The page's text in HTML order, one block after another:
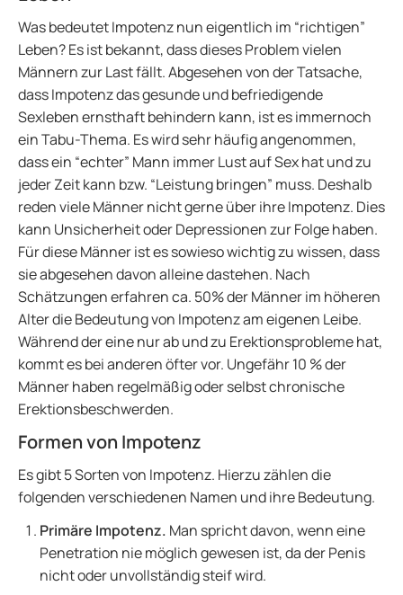
Was bedeutet Impotenz nun eigentlich im “richtigen”
Leben? Es ist bekannt, dass dieses Problem vielen
Männern zur Last fällt. Abgesehen von der Tatsache,
dass Impotenz das gesunde und befriedigende
Sexleben ernsthaft behindern kann, ist es immernoch
ein Tabu-Thema. Es wird sehr häufig angenommen,
dass ein “echter” Mann immer Lust auf Sex hat und zu
jeder Zeit kann bzw. “Leistung bringen” muss. Deshalb
reden viele Männer nicht gerne über ihre Impotenz. Dies
kann Unsicherheit oder Depressionen zur Folge haben.
Für diese Männer ist es sowieso wichtig zu wissen, dass
sie abgesehen davon alleine dastehen. Nach
Schätzungen erfahren ca. 50% der Männer im höheren
Alter die Bedeutung von Impotenz am eigenen Leibe.
Während der eine nur ab und zu Erektionsprobleme hat,
kommt es bei anderen öfter vor. Ungefähr 10 % der
Männer haben regelmäßig oder selbst chronische
Erektionsbeschwerden.
Formen von Impotenz
Es gibt 5 Sorten von Impotenz. Hierzu zählen die
folgenden verschiedenen Namen und ihre Bedeutung.
Primäre Impotenz. Man spricht davon, wenn eine
Penetration nie möglich gewesen ist, da der Penis
nicht oder unvollständig steif wird.